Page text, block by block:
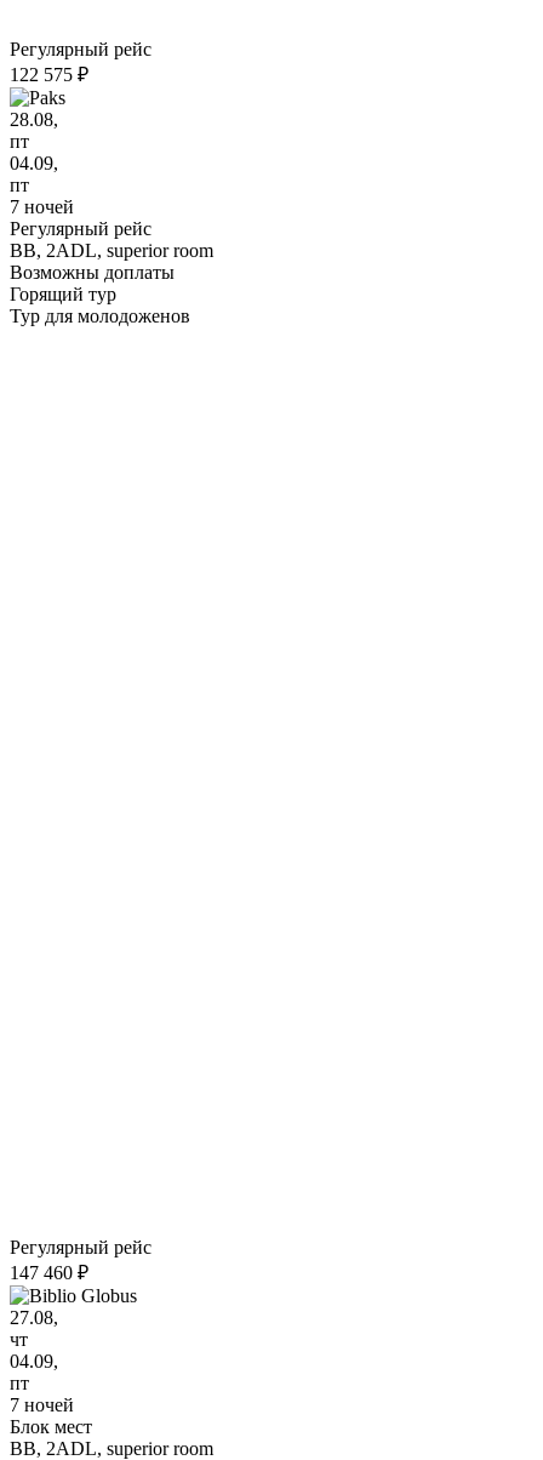
Регулярный рейс
122 575 ₽
28.08,
пт
04.09,
пт
7 ночей
Регулярный рейс
BB, 2ADL, superior room
Возможны доплаты
Горящий тур
Тур для молодоженов
Регулярный рейс
147 460 ₽
27.08,
чт
04.09,
пт
7 ночей
Блок мест
BB, 2ADL, superior room